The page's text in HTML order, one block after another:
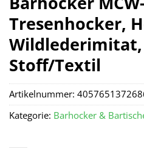
Tresenhocker,
Wildlederimitat,
Stoff/Textil
Artikelnummer:
Kategorie: Barhocker &